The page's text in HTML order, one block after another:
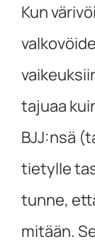
Kun
tajuaa
BJJ:nsä
tietylle
tunne,
mitään.